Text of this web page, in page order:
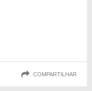
COMPARTILHAR